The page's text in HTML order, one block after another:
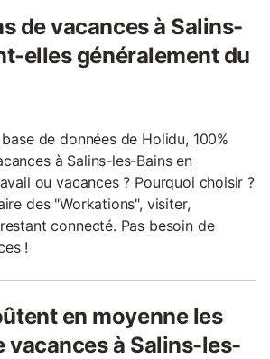
de vacances à Salins-
elles généralement du
de données de Holidu, 100%
à Salins-les-Bains en
ou vacances ? Pourquoi choisir ?
des "Workations", visiter,
connecté. Pas besoin de
!
en moyenne les
vacances à Salins-les-